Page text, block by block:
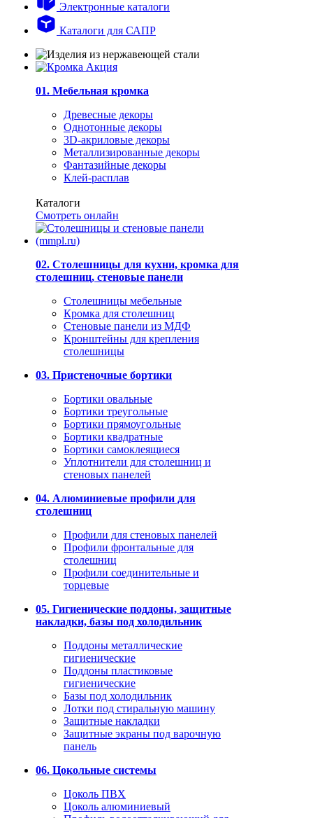
Электронные каталоги
Каталоги для САПР
01. Мебельная кромка
Древесные декоры
Однотонные декоры
3D-акриловые декоры
Металлизированные декоры
Фантазийные декоры
Клей-расплав
Каталоги
Смотреть онлайн
02. Столешницы для кухни, кромка для
столешниц, стеновые панели
Столешницы мебельные
Кромка для столешниц
Стеновые панели из МДФ
Кронштейны для крепления
столешницы
03. Пристеночные бортики
Бортики овальные
Бортики треугольные
Бортики прямоугольные
Бортики квадратные
Бортики самоклеящиеся
Уплотнители для столешниц и
стеновых панелей
04. Алюминиевые профили для
столешниц
Профили для стеновых панелей
Профили фронтальные для
столешниц
Профили соединительные и
торцевые
05. Гигиенические поддоны, защитные
накладки, базы под холодильник
Поддоны металлические
гигиенические
Поддоны пластиковые
гигиенические
Базы под холодильник
Лотки под стиральную машину
Защитные накладки
Защитные экраны под варочную
панель
06. Цокольные системы
Цоколь ПВХ
Цоколь алюминиевый